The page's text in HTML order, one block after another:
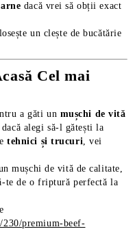
dacă vrei să obții exact
un clește de bucătărie
Cel mai
a găti un mușchi de vită
alegi să-l gătești la
tehnici și trucuri, vei
mușchi de vită de calitate,
te de o friptură perfectă la
230/premium-beef-